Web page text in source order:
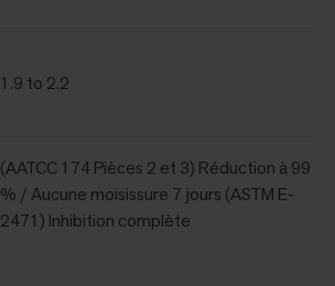
1.9 to 2.2
(AATCC 174 Pièces 2 et 3) Réduction à 99
% / Aucune moisissure 7 jours (ASTM E-
2471) Inhibition complète